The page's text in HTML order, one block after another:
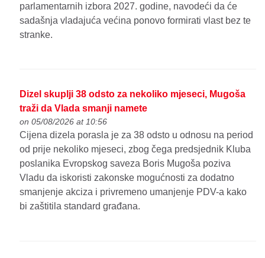
parlamentarnih izbora 2027. godine, navodeći da će
sadašnja vladajuća većina ponovo formirati vlast bez te
stranke.
Dizel skuplji 38 odsto za nekoliko mjeseci, Mugoša
traži da Vlada smanji namete
on 05/08/2026 at 10:56
Cijena dizela porasla je za 38 odsto u odnosu na period
od prije nekoliko mjeseci, zbog čega predsjednik Kluba
poslanika Evropskog saveza Boris Mugoša poziva
Vladu da iskoristi zakonske mogućnosti za dodatno
smanjenje akciza i privremeno umanjenje PDV-a kako
bi zaštitila standard građana.